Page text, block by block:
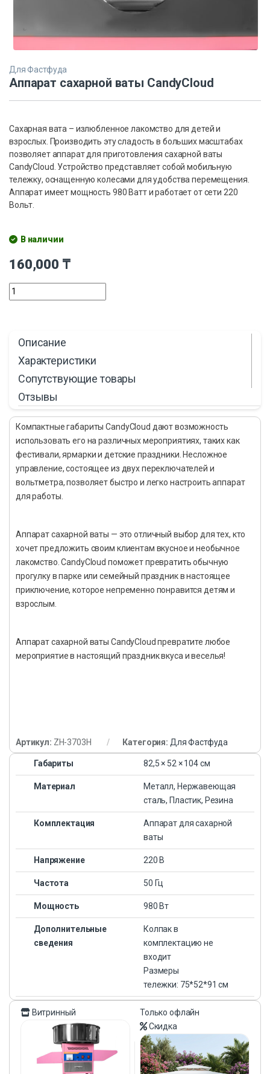
Для Фастфуда
Аппарат сахарной ваты CandyCloud
Сахарная вата – излюбленное лакомство для детей и
взрослых. Производить эту сладость в больших масштабах
позволяет аппарат для приготовления сахарной ваты
CandyCloud. Устройство представляет собой мобильную
тележку, оснащенную колесами для удобства перемещения.
Аппарат имеет мощность 980 Ватт и работает от сети 220
Вольт.
В наличии
160,000 ₸
Описание
Характеристики
Сопутствующие товары
Отзывы
Компактные габариты CandyCloud дают возможность
использовать его на различных мероприятиях, таких как
фестивали, ярмарки и детские праздники. Несложное
управление, состоящее из двух переключателей и
вольтметра, позволяет быстро и легко настроить аппарат
для работы.
Аппарат сахарной ваты — это отличный выбор для тех, кто
хочет предложить своим клиентам вкусное и необычное
лакомство. CandyCloud поможет превратить обычную
прогулку в парке или семейный праздник в настоящее
приключение, которое непременно понравится детям и
взрослым.
Аппарат сахарной ваты CandyCloud превратите любое
мероприятие в настоящий праздник вкуса и веселья!
Артикул: ZH-3703H Категория: Для Фастфуда
Габариты 82,5 × 52 × 104 см
Материал
Металл, Нержавеющая
сталь, Пластик, Резина
Комплектация
Аппарат для сахарной
ваты
Напряжение 220 В
Частота 50 Гц
Мощность 980 Вт
Дополнительные
сведения
Колпак в
комплектацию не
входит
Размеры
тележки: 75*52*91 см
Витринный
Только офлайн
Скидка